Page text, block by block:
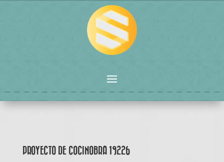
PROYECTO DE COCINOBRA 19226